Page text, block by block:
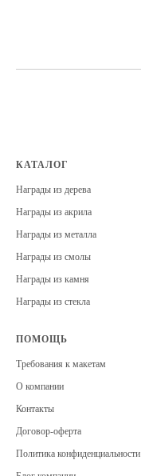
КАТАЛОГ
Награды из дерева
Награды из акрила
Награды из металла
Награды из смолы
Награды из камня
Награды из стекла
ПОМОЩЬ
Требования к макетам
О компании
Контакты
Договор-оферта
Политика конфиденциальности